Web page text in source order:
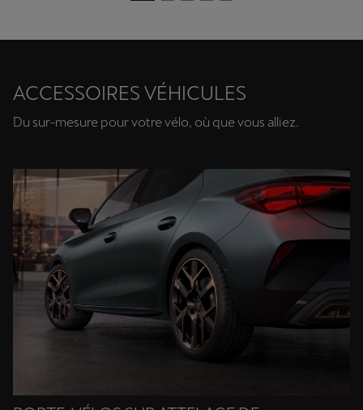
ACCESSOIRES VÉHICULES
Du sur-mesure pour votre vélo, où que vous alliez.